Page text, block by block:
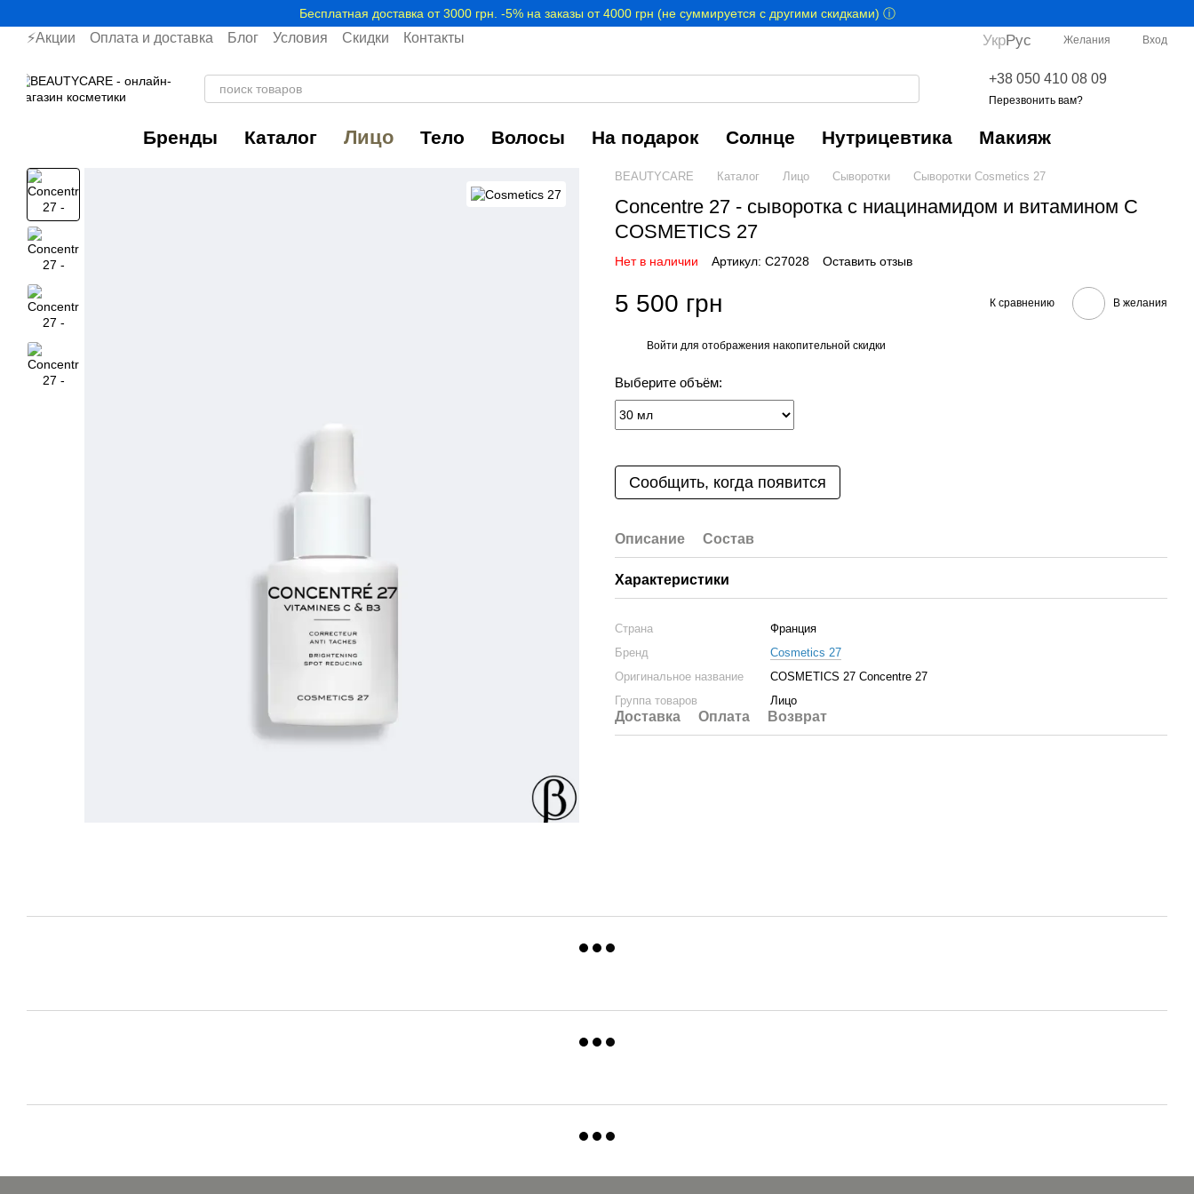
Бесплатная доставка от 3000 грн. -5% на заказы от 4000 грн (не суммируется с другими скидками) ⓘ
⚡Акции Оплата и доставка Блог Условия Скидки Контакты УкрРус Желания Вход
+38 050 410 08 09
Перезвонить вам?
Бренды Каталог Лицо Тело Волосы На подарок Солнце Нутрицевтика Макияж
BEAUTYCARE Каталог Лицо Сыворотки Сыворотки Cosmetics 27
Concentre 27 - сыворотка с ниацинамидом и витамином С
COSMETICS 27
Нет в наличии Артикул: C27028 Оставить отзыв
5 500 грн К сравнению В желания
Войти для отображения накопительной скидки
Выберите объём:
Сообщить, когда появится
Описание Состав
Характеристики
Страна
Франция
Бренд
Cosmetics 27
Оригинальное название
COSMETICS 27 Concentre 27
Группа товаров
Лицо
Доставка Оплата Возврат